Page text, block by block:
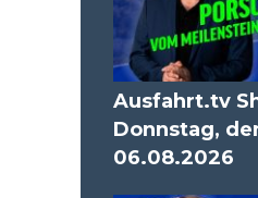
Ausfahrt.tv
Donnstag,
06.08.2026